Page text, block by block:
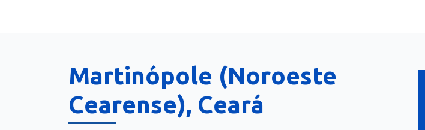
Martinópole (Noroeste
Cearense), Ceará